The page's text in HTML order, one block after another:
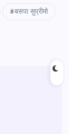
बसपा सुप्रीमो